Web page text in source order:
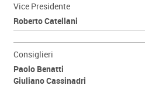
Vice Presidente
Roberto Catellani
Consiglieri
Paolo Benatti
Giuliano Cassinadri